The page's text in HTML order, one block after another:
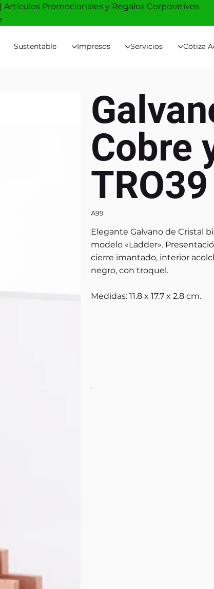
Sustentable Impresos Servicios Cotiza
Artículos Promocionales y Regalos Corporativos
Cobre
TRO39
A99
Elegante Galvano de Cristal
modelo «Ladder».
cierre imantado, interior
negro, con troquel.
Medidas: 11.8 x 17.7 x 2.8 cm.